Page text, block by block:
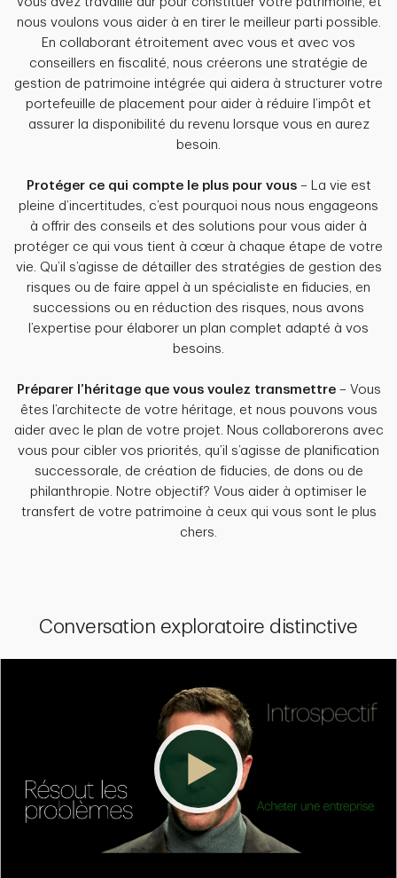
nous voulons vous aider à en tirer le meilleur parti possible.
En collaborant étroitement avec vous et avec vos
conseillers en fiscalité, nous créerons une stratégie de
gestion de patrimoine intégrée qui aidera à structurer votre
portefeuille de placement pour aider à réduire l’impôt et
assurer la disponibilité du revenu lorsque vous en aurez
besoin.
Protéger ce qui compte le plus pour vous– La vie est
pleine d’incertitudes, c’est pourquoi nous nous engageons
à offrir des conseils et des solutions pour vous aider à
protéger ce qui vous tient à cœur à chaque étape de votre
vie. Qu’il s’agisse de détailler des stratégies de gestion des
risques ou de faire appel à un spécialiste en fiducies, en
successions ou en réduction des risques, nous avons
l’expertise pour élaborer un plan complet adapté à vos
besoins.
Préparer l’héritage que vous voulez transmettre– Vous
êtes l’architecte de votre héritage, et nous pouvons vous
aider avec le plan de votre projet. Nous collaborerons avec
vous pour cibler vos priorités, qu’il s’agisse de planification
successorale, de création de fiducies, de dons ou de
philanthropie. Notre objectif? Vous aider à optimiser le
transfert de votre patrimoine à ceux qui vous sont le plus
chers.
Conversation exploratoire distinctive